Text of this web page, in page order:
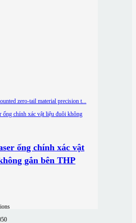
ống chính xác vật
gắn bên THP